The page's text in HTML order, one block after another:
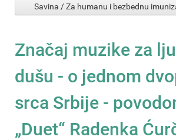
Savina / Za humanu i bezbednu
Značaj muzike za
dušu - o jednom
srca Srbije -
„Duet“ Radenka